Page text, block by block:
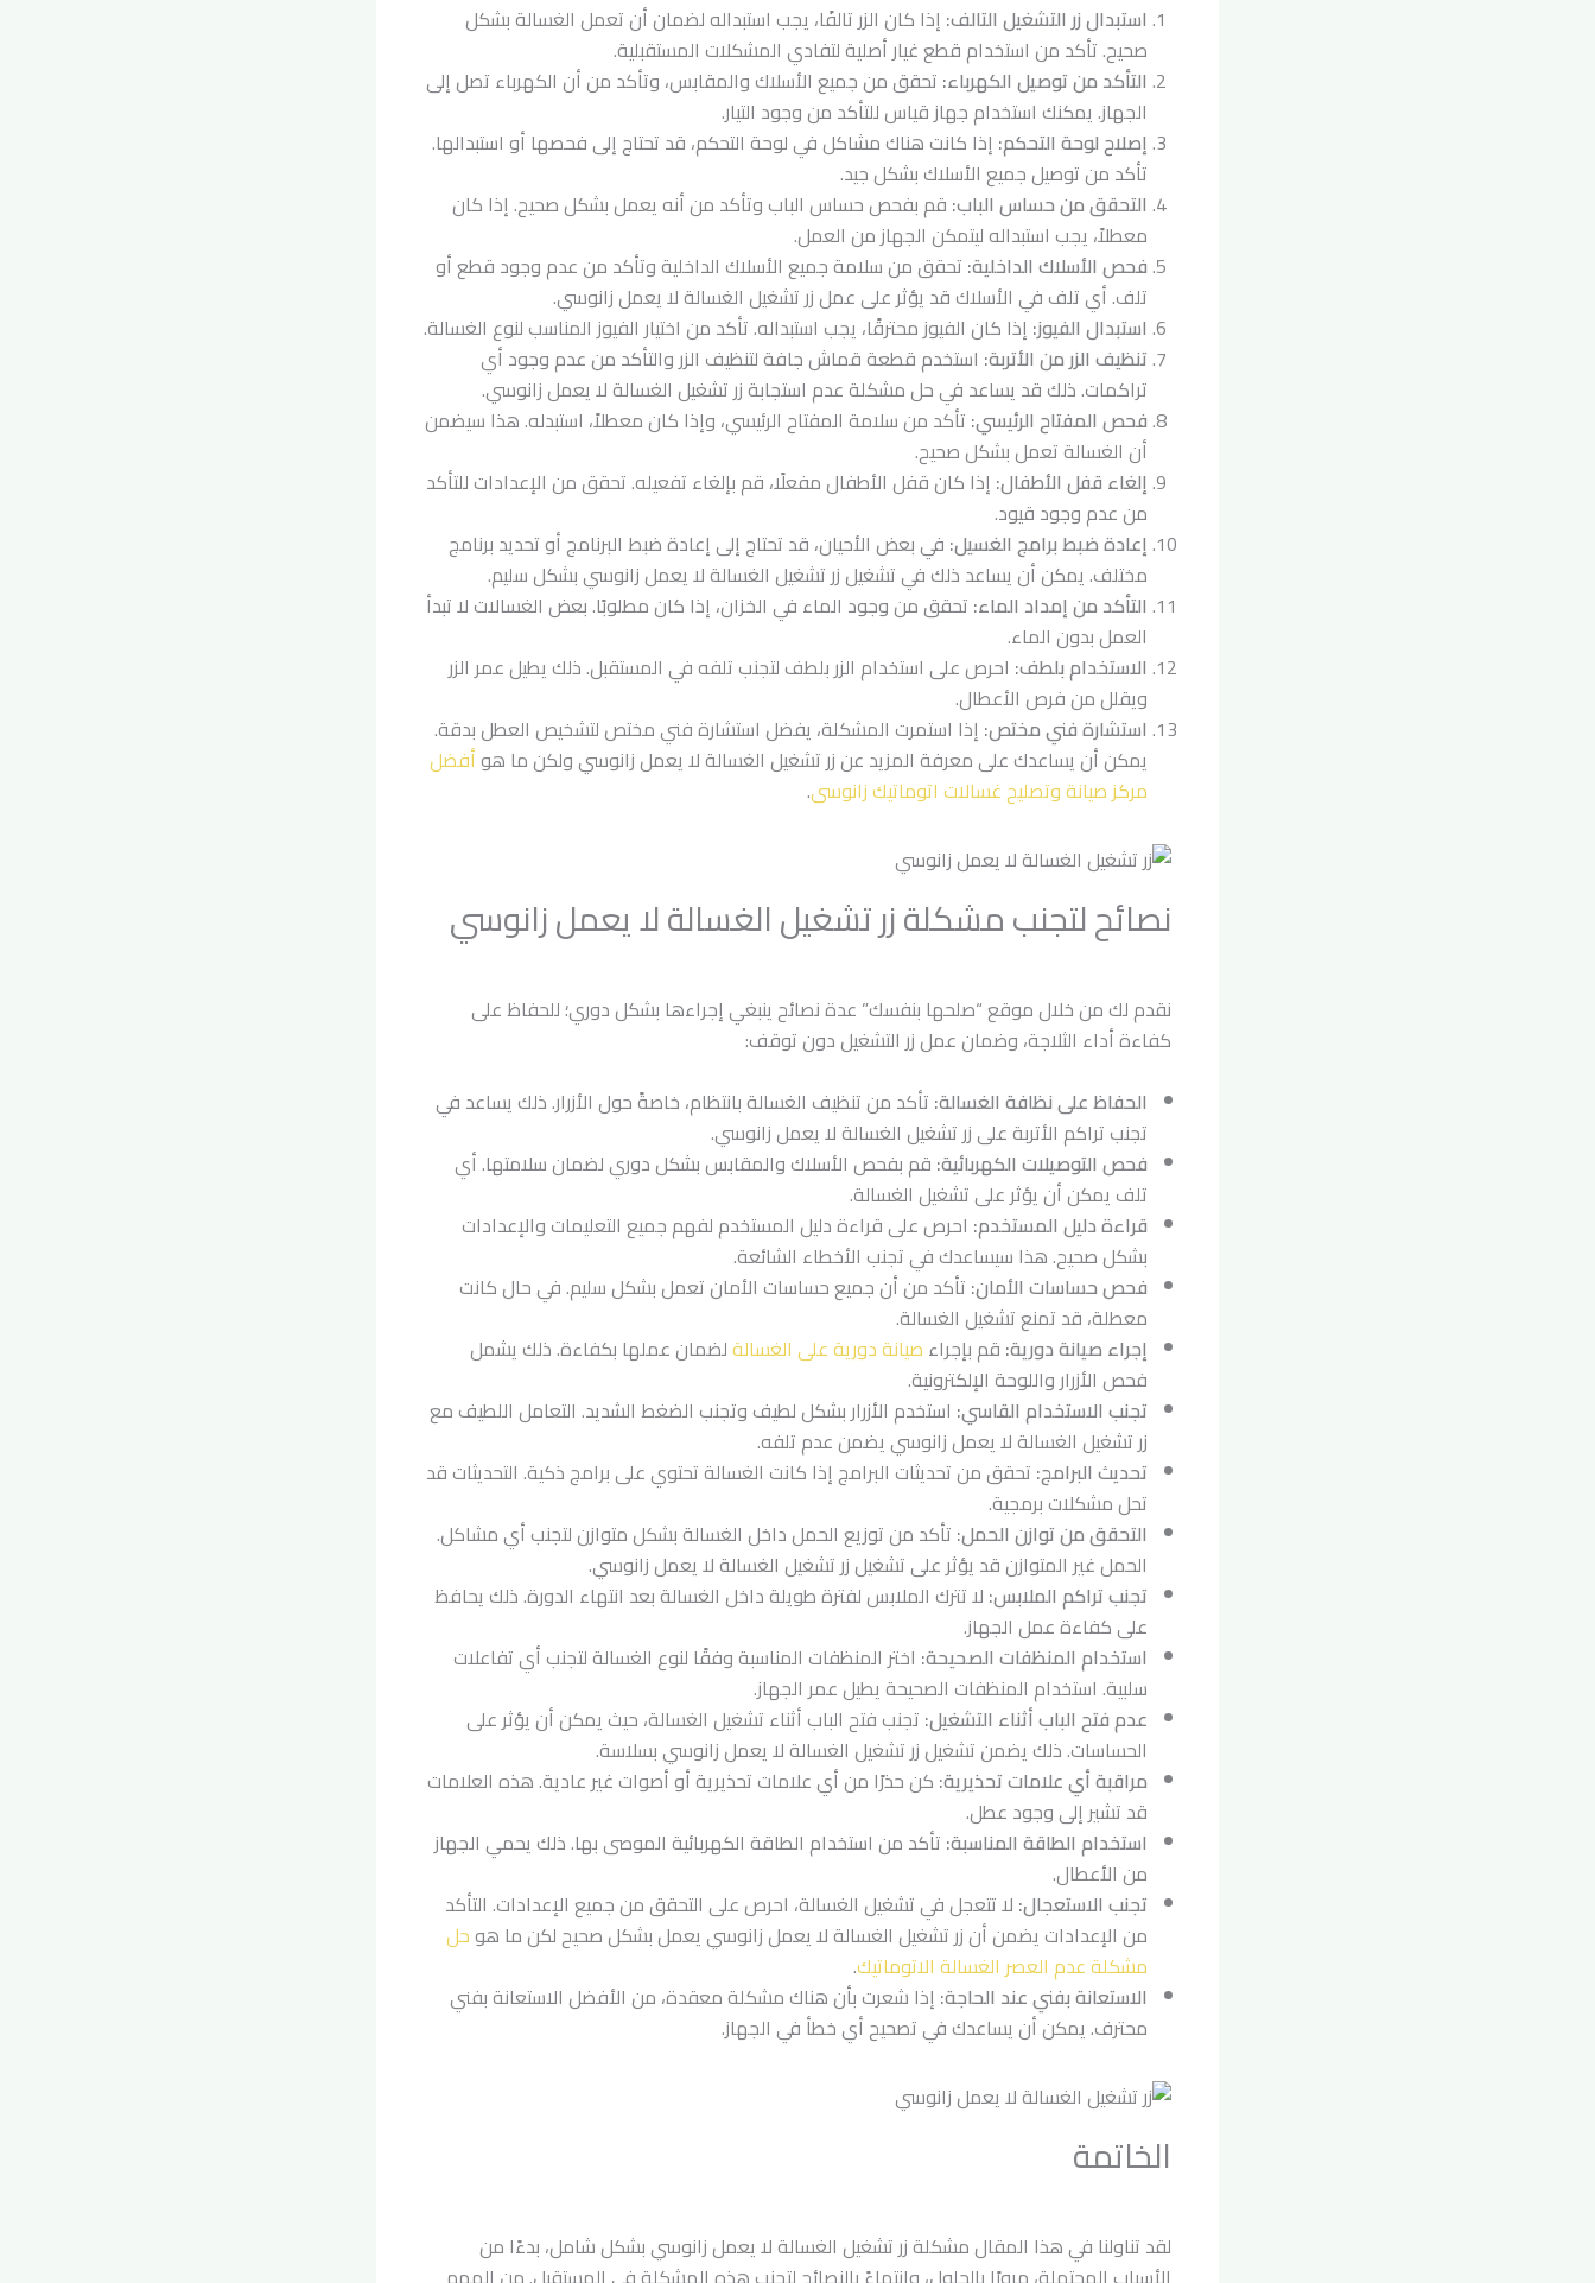
استبدال زر التشغيل التالف: إذا كان الزر تالفًا، يجب استبداله لضمان أن تعمل الغسالة بشكل
صحيح. تأكد من استخدام قطع غيار أصلية لتفادي المشكلات المستقبلية.
التأكد من توصيل الكهرباء: تحقق من جميع الأسلاك والمقابس، وتأكد من أن الكهرباء تصل إلى
الجهاز. يمكنك استخدام جهاز قياس للتأكد من وجود التيار.
إصلاح لوحة التحكم: إذا كانت هناك مشاكل في لوحة التحكم، قد تحتاج إلى فحصها أو استبدالها.
تأكد من توصيل جميع الأسلاك بشكل جيد.
التحقق من حساس الباب: قم بفحص حساس الباب وتأكد من أنه يعمل بشكل صحيح. إذا كان
معطلاً، يجب استبداله ليتمكن الجهاز من العمل.
فحص الأسلاك الداخلية: تحقق من سلامة جميع الأسلاك الداخلية وتأكد من عدم وجود قطع أو
تلف. أي تلف في الأسلاك قد يؤثر على عمل زر تشغيل الغسالة لا يعمل زانوسي.
استبدال الفيوز: إذا كان الفيوز محترقًا، يجب استبداله. تأكد من اختيار الفيوز المناسب لنوع الغسالة.
تنظيف الزر من الأتربة: استخدم قطعة قماش جافة لتنظيف الزر والتأكد من عدم وجود أي
تراكمات. ذلك قد يساعد في حل مشكلة عدم استجابة زر تشغيل الغسالة لا يعمل زانوسي.
فحص المفتاح الرئيسي: تأكد من سلامة المفتاح الرئيسي، وإذا كان معطلاً، استبدله. هذا سيضمن
أن الغسالة تعمل بشكل صحيح.
إلغاء قفل الأطفال: إذا كان قفل الأطفال مفعلًا، قم بإلغاء تفعيله. تحقق من الإعدادات للتأكد
من عدم وجود قيود.
إعادة ضبط برامج الغسيل: في بعض الأحيان، قد تحتاج إلى إعادة ضبط البرنامج أو تحديد برنامج
مختلف. يمكن أن يساعد ذلك في تشغيل زر تشغيل الغسالة لا يعمل زانوسي بشكل سليم.
التأكد من إمداد الماء: تحقق من وجود الماء في الخزان، إذا كان مطلوبًا. بعض الغسالات لا تبدأ
العمل بدون الماء.
الاستخدام بلطف: احرص على استخدام الزر بلطف لتجنب تلفه في المستقبل. ذلك يطيل عمر الزر
ويقلل من فرص الأعطال.
استشارة فني مختص: إذا استمرت المشكلة، يفضل استشارة فني مختص لتشخيص العطل بدقة.
يمكن أن يساعدك على معرفة المزيد عن زر تشغيل الغسالة لا يعمل زانوسي ولكن ما هوأفضل
مركز صيانة وتصليح غسالات اتوماتيك زانوسى.
نصائح لتجنب مشكلة زر تشغيل الغسالة لا يعمل زانوسي
نقدم لك من خلال موقع “صلحها بنفسك” عدة نصائح ينبغي إجراءها بشكل دوري؛ للحفاظ على
كفاءة أداء الثلاجة، وضمان عمل زر التشغيل دون توقف:
الحفاظ على نظافة الغسالة: تأكد من تنظيف الغسالة بانتظام، خاصةً حول الأزرار. ذلك يساعد في
تجنب تراكم الأتربة على زر تشغيل الغسالة لا يعمل زانوسي.
فحص التوصيلات الكهربائية: قم بفحص الأسلاك والمقابس بشكل دوري لضمان سلامتها. أي
تلف يمكن أن يؤثر على تشغيل الغسالة.
قراءة دليل المستخدم: احرص على قراءة دليل المستخدم لفهم جميع التعليمات والإعدادات
بشكل صحيح. هذا سيساعدك في تجنب الأخطاء الشائعة.
فحص حساسات الأمان: تأكد من أن جميع حساسات الأمان تعمل بشكل سليم. في حال كانت
معطلة، قد تمنع تشغيل الغسالة.
إجراء صيانة دورية: قم بإجراء صيانة دورية على الغسالةلضمان عملها بكفاءة. ذلك يشمل
فحص الأزرار واللوحة الإلكترونية.
تجنب الاستخدام القاسي: استخدم الأزرار بشكل لطيف وتجنب الضغط الشديد. التعامل اللطيف مع
زر تشغيل الغسالة لا يعمل زانوسي يضمن عدم تلفه.
تحديث البرامج: تحقق من تحديثات البرامج إذا كانت الغسالة تحتوي على برامج ذكية. التحديثات قد
تحل مشكلات برمجية.
التحقق من توازن الحمل: تأكد من توزيع الحمل داخل الغسالة بشكل متوازن لتجنب أي مشاكل.
الحمل غير المتوازن قد يؤثر على تشغيل زر تشغيل الغسالة لا يعمل زانوسي.
تجنب تراكم الملابس: لا تترك الملابس لفترة طويلة داخل الغسالة بعد انتهاء الدورة. ذلك يحافظ
على كفاءة عمل الجهاز.
استخدام المنظفات الصحيحة: اختر المنظفات المناسبة وفقًا لنوع الغسالة لتجنب أي تفاعلات
سلبية. استخدام المنظفات الصحيحة يطيل عمر الجهاز.
عدم فتح الباب أثناء التشغيل: تجنب فتح الباب أثناء تشغيل الغسالة، حيث يمكن أن يؤثر على
الحساسات. ذلك يضمن تشغيل زر تشغيل الغسالة لا يعمل زانوسي بسلاسة.
مراقبة أي علامات تحذيرية: كن حذرًا من أي علامات تحذيرية أو أصوات غير عادية. هذه العلامات
قد تشير إلى وجود عطل.
استخدام الطاقة المناسبة: تأكد من استخدام الطاقة الكهربائية الموصى بها. ذلك يحمي الجهاز
من الأعطال.
تجنب الاستعجال: لا تتعجل في تشغيل الغسالة، احرص على التحقق من جميع الإعدادات. التأكد
من الإعدادات يضمن أن زر تشغيل الغسالة لا يعمل زانوسي يعمل بشكل صحيح لكن ما هوحل
مشكلة عدم العصر الغسالة الاتوماتيك.
الاستعانة بفني عند الحاجة: إذا شعرت بأن هناك مشكلة معقدة، من الأفضل الاستعانة بفني
محترف. يمكن أن يساعدك في تصحيح أي خطأ في الجهاز.
الخاتمة
لقد تناولنا في هذا المقال مشكلة زر تشغيل الغسالة لا يعمل زانوسي بشكل شامل، بدءًا من